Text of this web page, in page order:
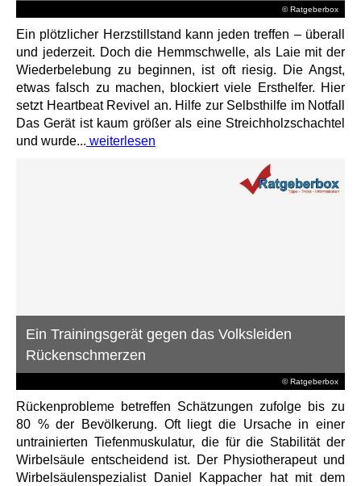
© Ratgeberbox
Ein plötzlicher Herzstillstand kann jeden treffen – überall
und jederzeit. Doch die Hemmschwelle, als Laie mit der
Wiederbelebung zu beginnen, ist oft riesig. Die Angst,
etwas falsch zu machen, blockiert viele Ersthelfer. Hier
setzt Heartbeat Revivel an. Hilfe zur Selbsthilfe im Notfall
Das Gerät ist kaum größer als eine Streichholzschachtel
und wurde... weiterlesen
© Ratgeberbox
Ein Trainingsgerät gegen das Volksleiden
Rückenschmerzen
Rückenprobleme betreffen Schätzungen zufolge bis zu
80 % der Bevölkerung. Oft liegt die Ursache in einer
untrainierten Tiefenmuskulatur, die für die Stabilität der
Wirbelsäule entscheidend ist. Der Physiotherapeut und
Wirbelsäulenspezialist Daniel Kappacher hat mit dem